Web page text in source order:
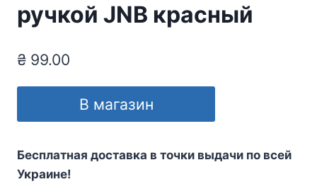
ручкой JNB красный
₴ 99.00
В магазин
Бесплатная доставка в точки выдачи по всей
Украине!